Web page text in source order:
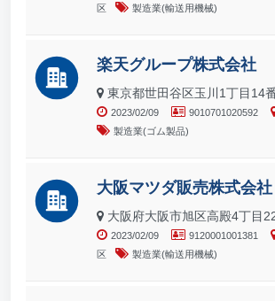
区
製造業(輸送用機械)
楽天グループ株式会社
東京都世田谷区玉川1丁目14
2023/02/09 9010701020592
製造業(ゴム製品)
大阪マツダ販売株式会社
大阪府大阪市旭区高殿4丁目
2023/02/09 9120001001381
区
製造業(輸送用機械)